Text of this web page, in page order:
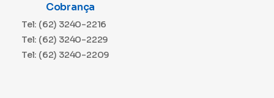
Cobrança
Tel: (62) 3240-2216
Tel: (62) 3240-2229
Tel: (62) 3240-2209